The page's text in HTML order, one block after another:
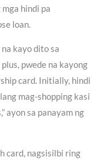
hindi pa
loan.
kayo dito sa
pwede na kayong
card. Initially, hindi
mag-shopping kasi
ayon sa panayam ng
card, nagsisilbi ring